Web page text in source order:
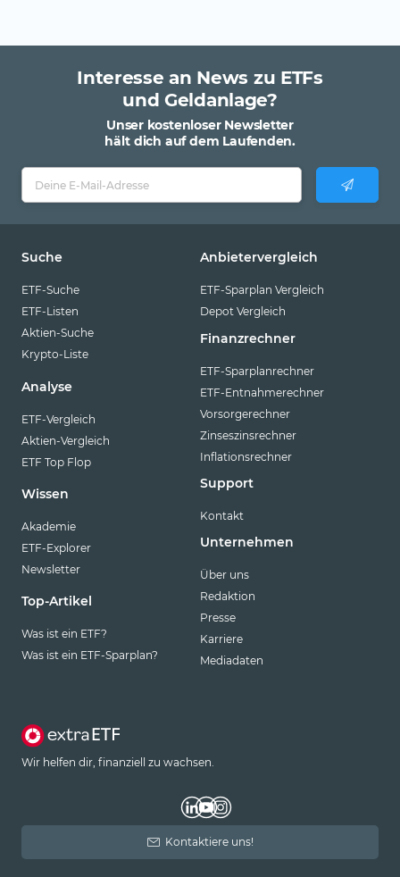
Interesse an News zu ETFs
und Geldanlage?
Unser kostenloser Newsletter
hält dich auf dem Laufenden.
Suche
ETF-Suche
ETF-Listen
Aktien-Suche
Krypto-Liste
Analyse
ETF-Vergleich
Aktien-Vergleich
ETF Top Flop
Wissen
Akademie
ETF-Explorer
Newsletter
Top-Artikel
Was ist ein ETF?
Was ist ein ETF-Sparplan?
Anbietervergleich
ETF-Sparplan Vergleich
Depot Vergleich
Finanzrechner
ETF-Sparplanrechner
ETF-Entnahmerechner
Vorsorgerechner
Zinseszinsrechner
Inflationsrechner
Support
Kontakt
Unternehmen
Über uns
Redaktion
Presse
Karriere
Mediadaten
Wir helfen dir, finanziell zu wachsen.
Kontaktiere uns!